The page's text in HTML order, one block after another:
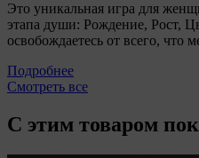
Это уникальная игра для
этапа души: Рождение, Рост,
освобождаетесь от всего, что
Подробнее
Смотреть все
С этим товаром